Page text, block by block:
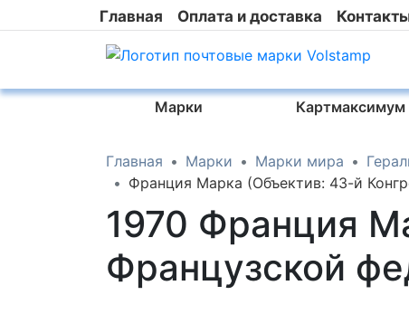
Главная Оплата и доставка
Марки Картмаксимум
Главная Марки Марки мира
Франция Марка (Объектив: 43-й
1970 Франция
Французской